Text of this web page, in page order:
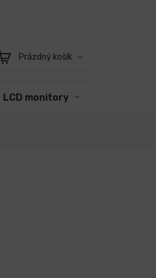
Nákupní
Prázdný košík
LCD monitory